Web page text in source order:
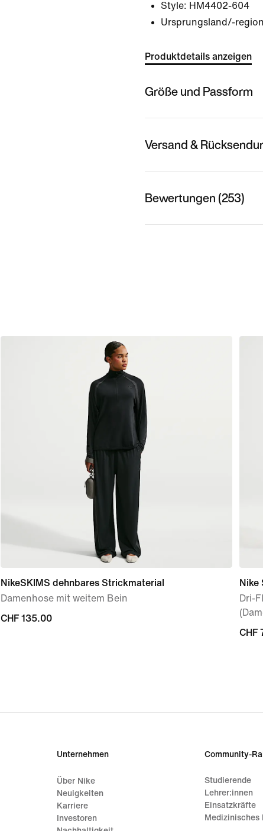
Style: HM4402-604
Ursprungsland/-
Produktdetails anzeigen
Größe und Passform
Versand &
Bewertungen (253)
NikeSKIMS dehnbares Strickmaterial
Damenhose mit weitem Bein
CHF 135.00
CHF 135.00
Nike
Dri-
CHF
CHF
Unternehmen
Über Nike
Neuigkeiten
Karriere
Investoren
Community-
Studierende
Lehrer:innen
Einsatzkräfte
Medizinisches